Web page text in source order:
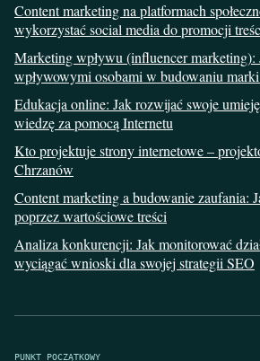
Content marketing na platformach
wykorzystać social media do promocji
Marketing wpływu (influencer marketing):
wpływowymi osobami w budowaniu
Edukacja online: Jak rozwijać swoje
wiedzę za pomocą Internetu
Kto projektuje strony internetowe –
Chrzanów
Content marketing a budowanie zaufania:
poprzez wartościowe treści
Analiza konkurencji: Jak monitorować
wyciągać wnioski dla swojej strategii SEO
PUNKT POCZĄTKOWY